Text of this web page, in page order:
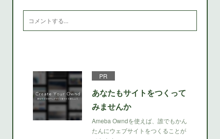
PR
あなたもサイトをつくって
みませんか
Ameba Owndを使えば、誰でもかん
たんにウェブサイトをつくることが